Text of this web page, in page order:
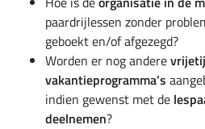
paardrijlessen zonder
geboekt en/of afgezegd?
Worden er nog andere
vakantieprogramma’s
indien gewenst met de
deelnemen?